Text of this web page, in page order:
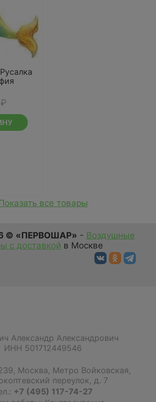
₽
все товары
© «ПЕРВОШАР» - Воздушные
с доставкой в Москве
Александр Александрович
ИНН 501712449546
, Москва, Метро Войковская,
переулок, д. 7
+7 (495) 117-74-27